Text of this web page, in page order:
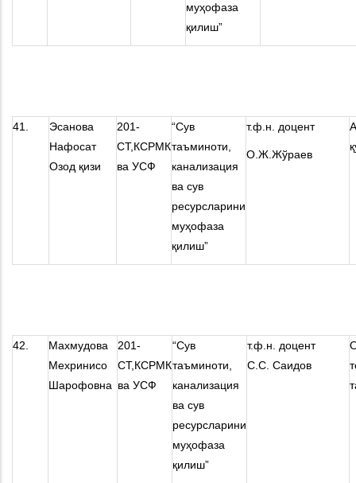
муҳофаза
қилиш”
41.
Эсанова
Нафосат
Озод қизи
201-
СТ,КСРМК
ва УСФ
“Сув
таъминоти,
канализация
ва сув
ресурсларини
муҳофаза
қилиш”
т.ф.н. доцент
О.Ж.Жўраев
42.
Махмудова
Мехринисо
Шарофовна
201-
СТ,КСРМК
ва УСФ
“Сув
таъминоти,
канализация
ва сув
ресурсларини
муҳофаза
қилиш”
т.ф.н. доцент
С.С. Саидов